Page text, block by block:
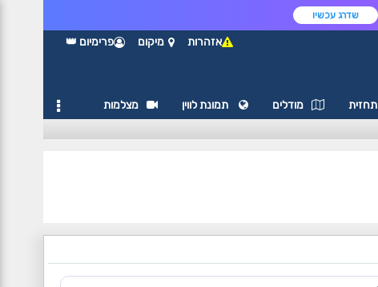
שדרג עכשיו
אזהרות מיקום פרימיום 👑
תחזית מודלים תמונת לווין מצלמות